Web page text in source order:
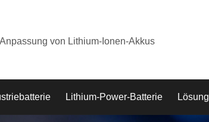
von Lithium-Ionen-Akkus
Lithium-Power-Batterie Lösung